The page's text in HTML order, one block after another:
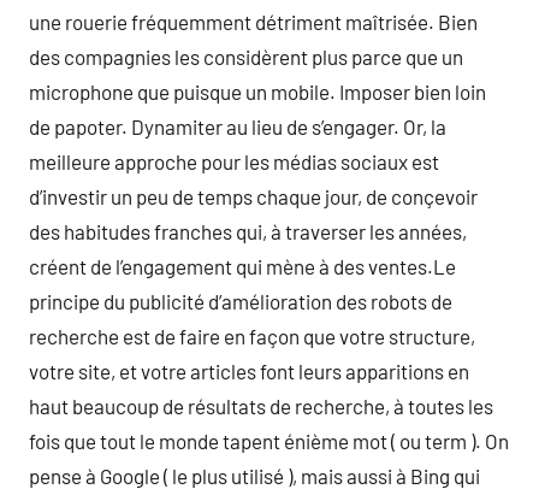
une rouerie fréquemment détriment maîtrisée. Bien
des compagnies les considèrent plus parce que un
microphone que puisque un mobile. Imposer bien loin
de papoter. Dynamiter au lieu de s’engager. Or, la
meilleure approche pour les médias sociaux est
d’investir un peu de temps chaque jour, de conçevoir
des habitudes franches qui, à traverser les années,
créent de l’engagement qui mène à des ventes.Le
principe du publicité d’amélioration des robots de
recherche est de faire en façon que votre structure,
votre site, et votre articles font leurs apparitions en
haut beaucoup de résultats de recherche, à toutes les
fois que tout le monde tapent énième mot ( ou term ). On
pense à Google ( le plus utilisé ), mais aussi à Bing qui